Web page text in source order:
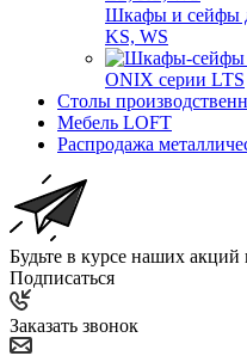
Шкафы и сейфы
KS, WS
ONIX серии LTS
Столы
Мебель LOFT
Распродажа
Будьте в курсе наших акций
Подписаться
Заказать звонок